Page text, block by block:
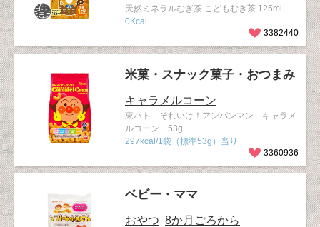
天然ミネラルむぎ茶 こどもむぎ茶 125ml
0Kcal
3382440
米菓・スナック菓子・おつまみ
キャラメルコーン
東ハト それいけ！アンパンマン キャラメ
ルコーン 53g
297kcal/1袋（標準53g）当り
3360936
ベビー・ママ
おやつ 8か月ごろから